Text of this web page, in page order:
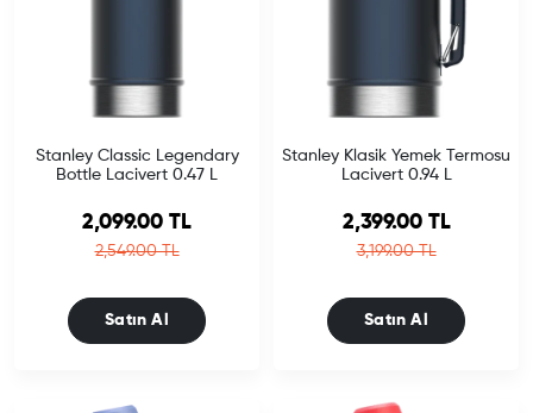
Stanley Classic Legendary
Bottle Lacivert 0.47 L
Sale price
2,099.00 TL
Regular price
2,549.00 TL
Satın Al
Stanley Klasik Yemek Termosu
Lacivert 0.94 L
Sale price
2,399.00 TL
Regular price
3,199.00 TL
Satın Al